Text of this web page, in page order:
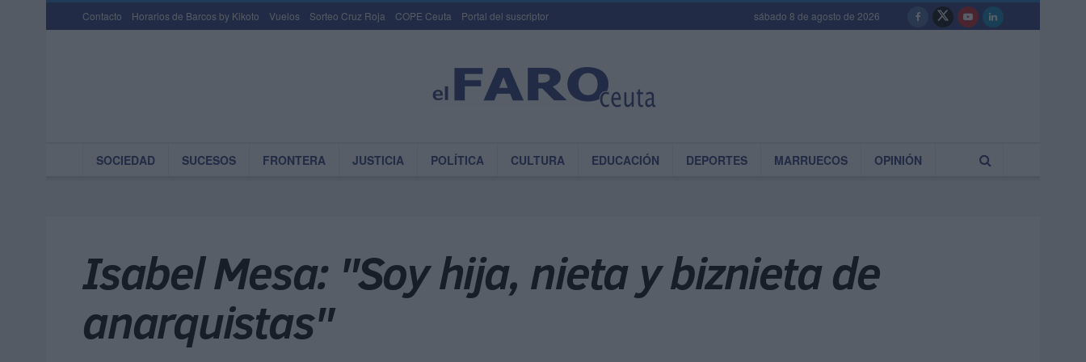
Contacto Horarios de Barcos by Kikoto Vuelos Sorteo Cruz Roja COPE Ceuta Portal del suscriptor sábado 8 de agosto de 2026
SOCIEDAD SUCESOS FRONTERA JUSTICIA POLÍTICA CULTURA EDUCACIÓN DEPORTES MARRUECOS OPINIÓN
Isabel Mesa: "Soy hija, nieta y biznieta de
anarquistas"